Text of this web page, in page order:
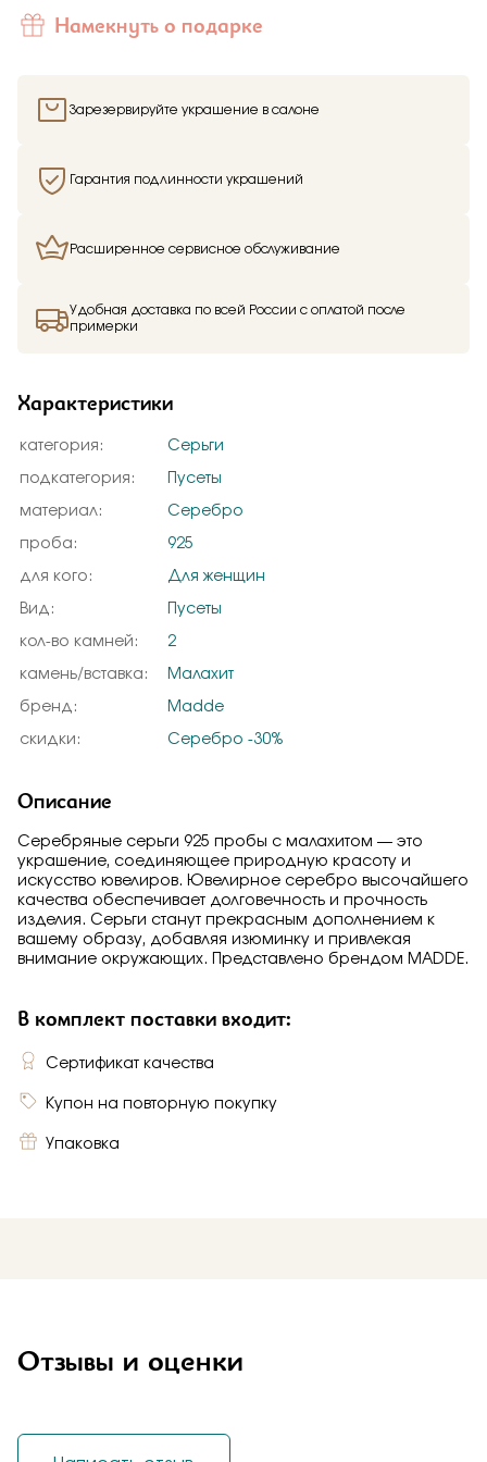
Намекнуть о подарке
Зарезервируйте украшение в салоне
Гарантия подлинности украшений
Расширенное сервисное обслуживание
Удобная доставка по всей России с оплатой после
примерки
Характеристики
категория: Серьги
подкатегория: Пусеты
материал: Серебро
проба: 925
для кого: Для женщин
Вид: Пусеты
кол-во камней: 2
камень/вставка: Малахит
бренд: Madde
скидки: Серебро -30%
Описание
Серебряные серьги 925 пробы с малахитом — это
украшение, соединяющее природную красоту и
искусство ювелиров. Ювелирное серебро высочайшего
качества обеспечивает долговечность и прочность
изделия. Серьги станут прекрасным дополнением к
вашему образу, добавляя изюминку и привлекая
внимание окружающих. Представлено брендом MADDE.
В комплект поставки входит:
Сертификат качества
Купон на повторную покупку
Упаковка
Отзывы и оценки